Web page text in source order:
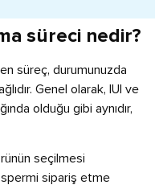
süreci nedir?
süreç, durumunuzda
Genel olarak, IUI ve
olduğu gibi aynıdır,
seçilmesi
spermi sipariş etme